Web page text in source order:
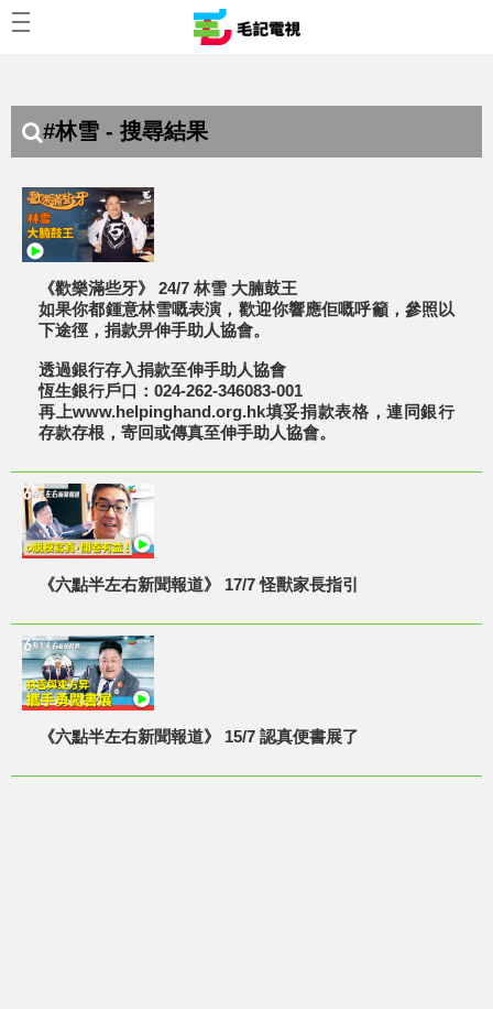
#林雪 - 搜尋結果
《歡樂滿些牙》 24/7 林雪 大腩鼓王
如果你都鍾意林雪嘅表演，歡迎你響應佢嘅呼籲，參照以
下途徑，捐款畀伸手助人協會。
透過銀行存入捐款至伸手助人協會
恆生銀行戶口：024-262-346083-001
再上www.helpinghand.org.hk填妥捐款表格，連同銀行
存款存根，寄回或傳真至伸手助人協會。
《六點半左右新聞報道》 17/7 怪獸家長指引
《六點半左右新聞報道》 15/7 認真便書展了